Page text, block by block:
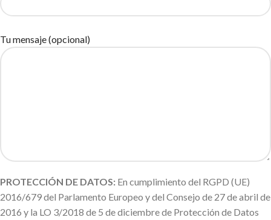
Tu mensaje (opcional)
PROTECCIÓN DE DATOS: En cumplimiento del RGPD (UE)
2016/679 del Parlamento Europeo y del Consejo de 27 de abril de
2016 y la LO 3/2018 de 5 de diciembre de Protección de Datos